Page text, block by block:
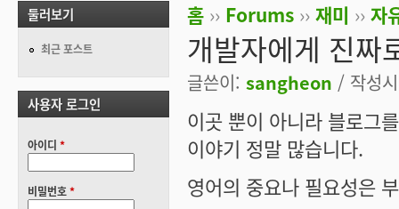
현재 위치
홈 ›› Forums ›› 재미 ›› 자
개발자에게 진짜
글쓴이: sangheon / 작성
이곳 뿐이 아니라 블로그
이야기 정말 많습니다.
영어의 중요나 필요성은
둘러보기
최근 포스트
사용자 로그인
아이디 *
비밀번호*